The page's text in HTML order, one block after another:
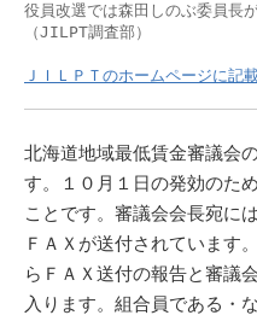
役員改選では森田しのぶ委員長
（JILPT調査部）
ＪＩＬＰＴのホームページに記
北海道地域最低賃金審議会
す。１０月１日の発効のた
ことです。審議会会長宛に
ＦＡＸが送付されています
らＦＡＸ送付の報告と審議
入ります。組合員である・